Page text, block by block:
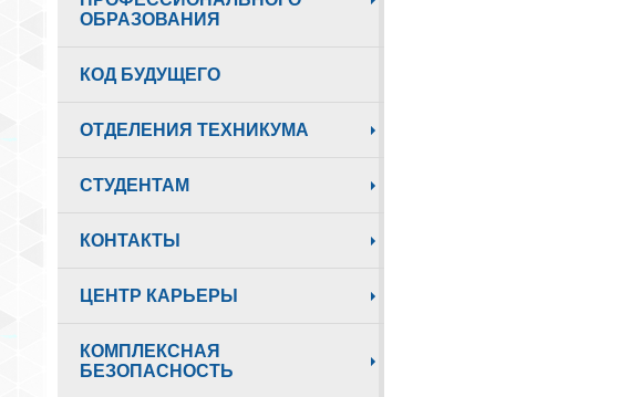
ОБРАЗОВАНИЯ
КОД БУДУЩЕГО
ОТДЕЛЕНИЯ ТЕХНИКУМА
СТУДЕНТАМ
КОНТАКТЫ
ЦЕНТР КАРЬЕРЫ
КОМПЛЕКСНАЯ
БЕЗОПАСНОСТЬ